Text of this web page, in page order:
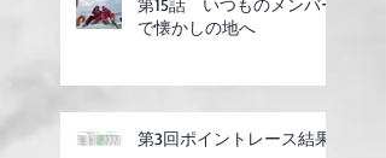
第15話 いつものメンバー
で懐かしの地へ
第3回ポイントレース結果